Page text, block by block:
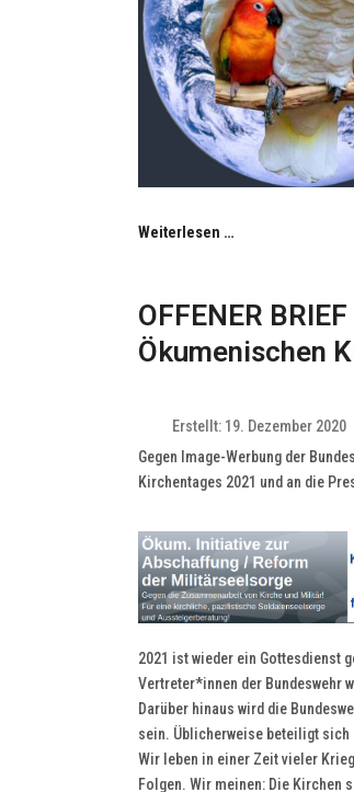
Weiterlesen …
OFFENER
Ökumenischen
Erstellt: 19. Dezember 2020
Gegen Image-Werbung der
Kirchentages 2021 und an die
2021 ist wieder ein
Vertreter*innen der Bundeswehr
Darüber hinaus wird die
sein. Üblicherweise beteiligt sich
Wir leben in einer Zeit vieler
Folgen. Wir meinen: Die Kirchen